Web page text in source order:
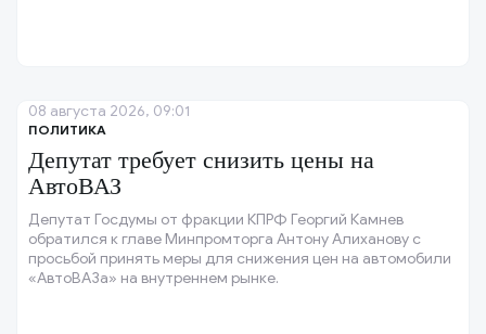
ПОЛИТИКА
Депутат требует снизить цены на
АвтоВАЗ
Депутат Госдумы от фракции КПРФ Георгий Камнев
обратился к главе Минпромторга Антону Алиханову с
просьбой принять меры для снижения цен на автомобили
«АвтоВАЗа» на внутреннем рынке.
08 августа 2026, 09:01